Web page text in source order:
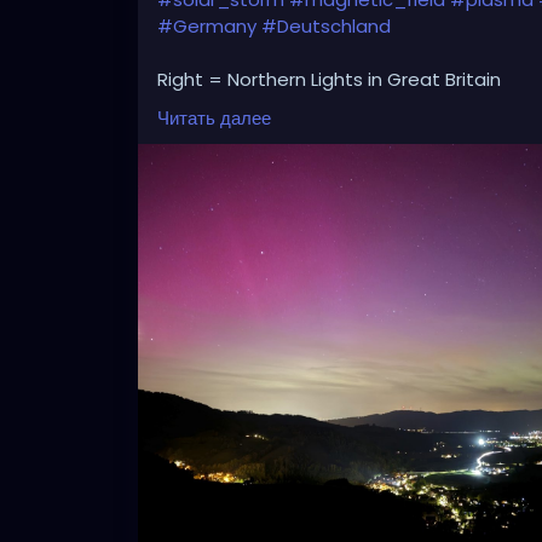
#Germany #Deutschland
Right = Northern Lights in Great Britain
Left= Northern Lights in Germany
(yesterday due to G5 geomagnetic
Читать далее